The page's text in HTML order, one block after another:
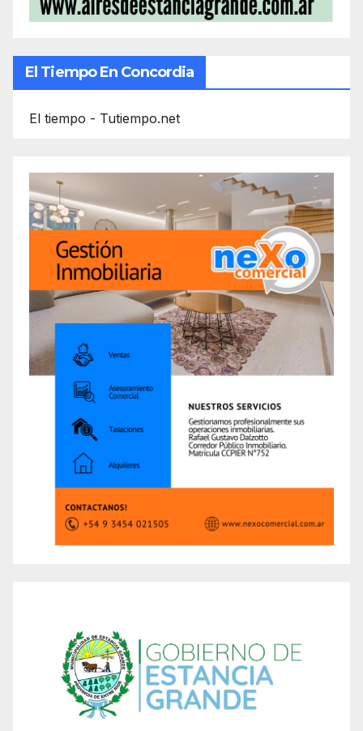
El Tiempo En Concordia
El tiempo - Tutiempo.net